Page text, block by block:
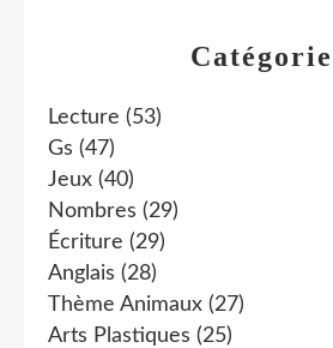
Lecture (53)
Gs (47)
Jeux (40)
Nombres (29)
Écriture (29)
Anglais (28)
Thème Animaux (27)
Arts Plastiques (25)